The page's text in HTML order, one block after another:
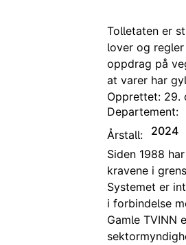
Tolletaten er
lover og
oppdrag på
at varer har
Opprettet: 29.
Departement:
Årstall:
2024
Siden 1988
kravene i
Systemet er
i forbindelse
Gamle TVINN